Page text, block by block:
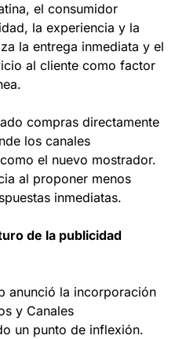
el consumidor
la experiencia y la
la entrega inmediata y el
al cliente como factor
compras directamente
los canales
el nuevo mostrador.
al proponer menos
inmediatas.
de la publicidad
anunció la incorporación
y Canales
un punto de inflexión.